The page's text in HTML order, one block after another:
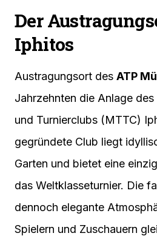
Der
Iphitos
Austragungsort des ATP
Jahrzehnten die Anlage
und Turnierclubs (MTTC)
gegründete Club liegt
Garten und bietet eine
das Weltklasseturnier. Die
dennoch elegante
Spielern und Zuschauern